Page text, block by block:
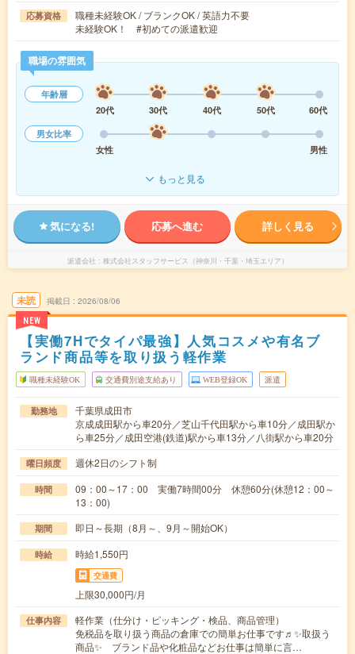
応募資格
職種未経験OK / ブランクOK / 英語力不要
未経験OK！ #初めての派遣歓迎
職場の雰囲気
年齢層
20代
30代 40代 50代
60代
男女比率
女性
男性
もっと見る
気になる! 応募へ進む 詳しく見る
派遣会社 株式会社スタッフサービス（神奈川・千葉・埼玉エリア）
未読
NEW
掲載日 2026/08/06
【実働7Hでタイパ最強】人気コスメや有名ブ
ランド商品等を取り扱う軽作業
職種未経験OK 交通費別途支給あり WEB登録OK 派遣
勤務地
千葉県成田市
京成成田駅から車20分／芝山千代田駅から車10分／成田駅か
ら車25分／成田空港(鉄道)駅から車13分／八街駅から車20分
曜日頻度 週休2日のシフト制
時間
09：00～17：00 実働7時間00分 休憩60分(休憩12：00～
13：00)
期間 即日～長期（8月～、9月～開始OK）
時給 時給1,550円
交通費
上限30,000円/月
仕事内容
軽作業（仕分け・ピッキング・検品、商品管理）
免税品を取り扱う商品の倉庫での簡単お仕事です♬✨取扱う
商品✨ ブランド品や化粧品などお仕事は簡単に言…